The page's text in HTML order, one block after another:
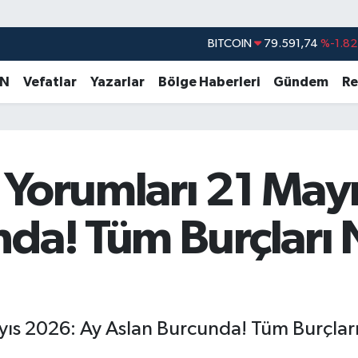
BITCOIN 79.591,74 %-1.82
EURO 53,38690 %0.19
BİST100 14.598,00
Vefatlar Yazarlar Bölge Haberleri Gündem
21
Tüm Burçları
2026: Ay Aslan Burcunda! Tüm